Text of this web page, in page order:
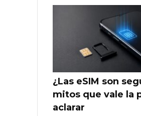
¿Las eSIM son
mitos que vale la
aclarar